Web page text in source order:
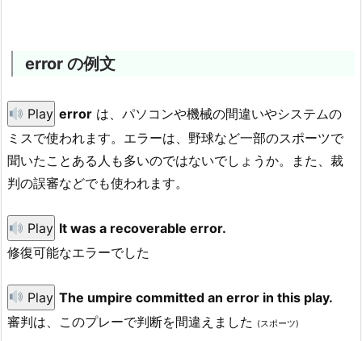
error の例文
Play error は、パソコンや機械の間違いやシステムの
ミスで使われます。エラーは、野球など一部のスポーツで
聞いたことある人も多いのではないでしょうか。また、裁
判の誤審などでも使われます。
Play It was a recoverable error.
修復可能なエラーでした
Play The umpire committed an error in this play.
審判は、このプレーで判断を間違えました
(スポーツ)